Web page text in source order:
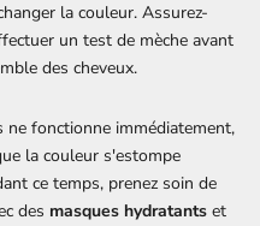
la couleur. Assurez-
un test de mèche avant
des cheveux.
ne fonctionne immédiatement,
la couleur s'estompe
ce temps, prenez soin de
des masques hydratants et